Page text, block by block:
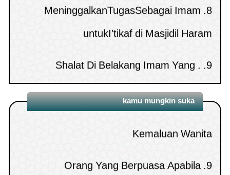
13.
MELUNASI HUTANG
MAYIT DENGAN ZAKAT
(
14.
Hukum memakai topi
(
penampilan6126 )
15.
MEMBACA QURAN MELALUI HP TANPA
untukI'tikaf di Masjidil Haram
9.
. Shalat Di Belakang Imam Yang
Terbiasa Merayakan Maulid
10.
Tersenyum Ketika Shalat
kamu mungkin suka
mengetahui sifat dan keberuntungan
8.
Sedikit Darah Yang Keluar Dari
Kemaluan Wanita
9.
Orang Yang Berpuasa Apabila
Melakukan Donor Darah